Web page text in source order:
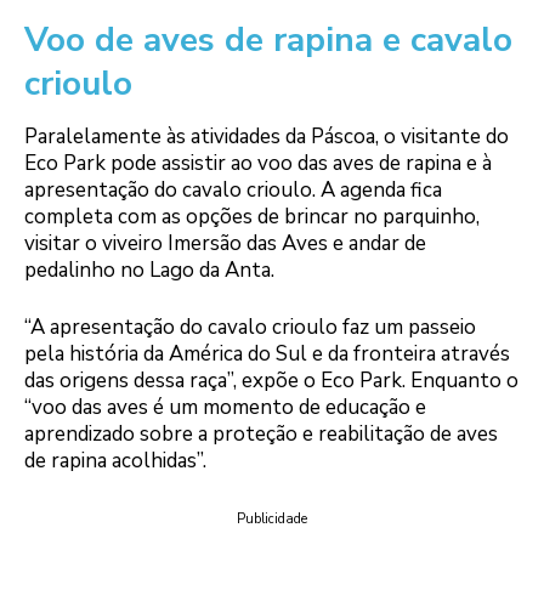
Voo de aves de rapina e cavalo
crioulo
Paralelamente às atividades da Páscoa, o visitante do
Eco Park pode assistir ao voo das aves de rapina e à
apresentação do cavalo crioulo. A agenda fica
completa com as opções de brincar no parquinho,
visitar o viveiro Imersão das Aves e andar de
pedalinho no Lago da Anta.
“A apresentação do cavalo crioulo faz um passeio
pela história da América do Sul e da fronteira através
das origens dessa raça”, expõe o Eco Park. Enquanto o
“voo das aves é um momento de educação e
aprendizado sobre a proteção e reabilitação de aves
de rapina acolhidas”.
Publicidade